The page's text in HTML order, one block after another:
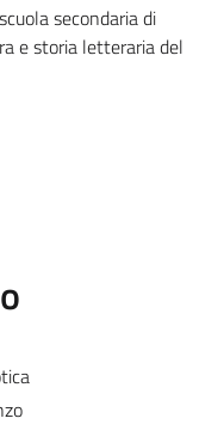
secondaria di
e storia letteraria del